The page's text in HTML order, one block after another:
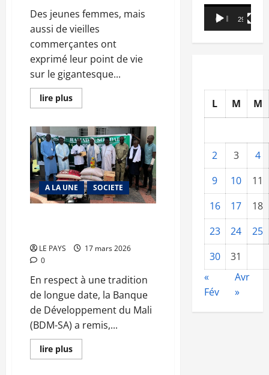
Des jeunes femmes, mais
aussi de vieilles
commerçantes ont
exprimé leur point de vie
sur le gigantesque...
lire plusEn
savoir
Fermeture
et
reconstruction
du
marché
«
soukouni-
koura
»
:
des
Autorités
A LA UNE SOCIETE
LE PAYS
17 mars 2026
0
En respect à une tradition
de longue date, la Banque
de Développement du Mali
(BDM-SA) a remis,...
lire plusEn
savoir
Lecteur
vidéo
00:00 29:21
L M M
2 3
4
9
10
11
16
17
18
23
24
25
30
31
«
Fév
Avr
»